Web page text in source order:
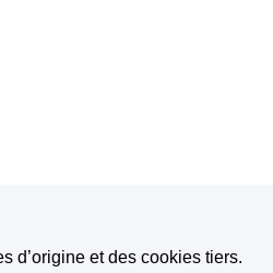
d’origine et des cookies tiers.